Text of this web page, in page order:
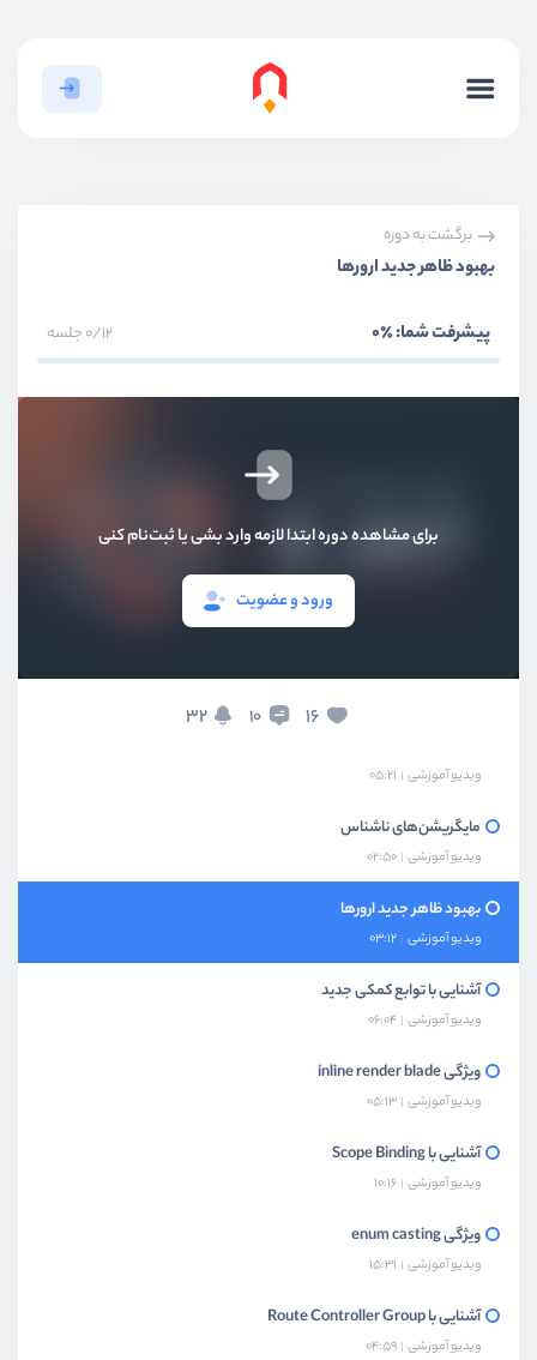
برگشت به دوره
بهبود ظاهر جدید ارورها
پیشرفت شما:٪0 0/12 جلسه
برای مشاهده دوره ابتدا لازمه وارد بشی یا ثبت‌نام کنی
ورود و عضویت
16
10
32
ویدیو آموزشی 05:21
مایگریشن‌های ناشناس
ویدیو آموزشی 02:50
بهبود ظاهر جدید ارورها
ویدیو آموزشی 03:12
آشنایی با توابع کمکی جدید
ویدیو آموزشی 06:04
ویژگی inline render blade
ویدیو آموزشی 05:13
آشنایی با Scope Binding
ویدیو آموزشی 10:16
ویژگی enum casting
ویدیو آموزشی 15:31
آشنایی با Route Controller Group
ویدیو آموزشی 04:59